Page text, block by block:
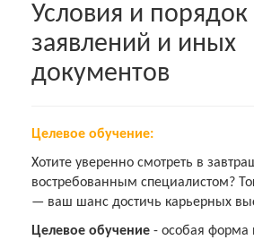
Условия и
заявлений и иных
документов
Целевое обучение:
Хотите уверенно смотреть в
востребованным специалистом?
— ваш шанс достичь карьерных
Целевое обучение - особая форма